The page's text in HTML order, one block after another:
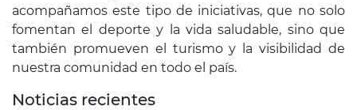
acompañamos este tipo de iniciativas, que no solo
fomentan el deporte y la vida saludable, sino que
también promueven el turismo y la visibilidad de
nuestra comunidad en todo el país.
Noticias recientes